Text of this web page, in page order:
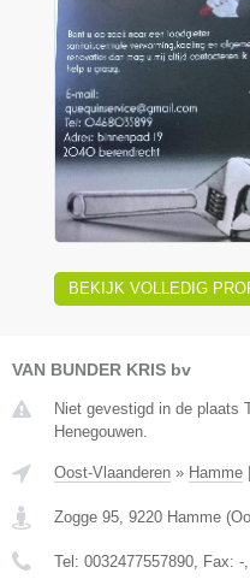
BEKIJK VOLLEDIG
VAN BUNDER KRIS bv
Niet gevestigd in de plaats
Henegouwen.
Oost-Vlaanderen » Hamme
Zogge 95, 9220 Hamme (
Tel: 0032477557890, Fax: -